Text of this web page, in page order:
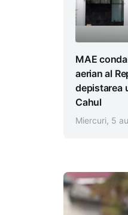
MAE
aerian al
depistarea
Cahul
Miercuri, 5